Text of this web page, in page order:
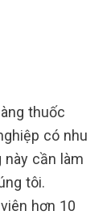
thuốc
có nhu
này cần làm
tôi.
hơn 10